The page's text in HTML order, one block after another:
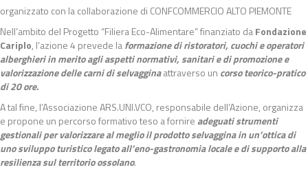
organizzato con la collaborazione di CONFCOMMERCIO ALTO PIEMONTE
Nell’ambito del Progetto “Filiera Eco-Alimentare” finanziato daFondazione
Cariplo, l’azione 4 prevede laformazione di ristoratori, cuochi e operatori
alberghieri in merito agli aspetti normativi, sanitari e di promozione e
valorizzazione delle carni di selvagginaattraverso un corso teorico-pratico
di 20 ore.
A tal fine, l’Associazione ARS.UNI.VCO, responsabile dell’Azione, organizza
e propone un percorso formativo teso a fornire adeguati strumenti
gestionali per valorizzare al meglio il prodotto selvaggina in un’ottica di
uno sviluppo turistico legato all’eno-gastronomia locale e di supporto alla
resilienza sul territorio ossolano.